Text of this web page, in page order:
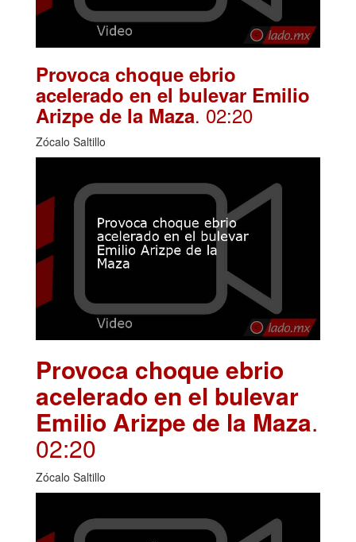
Provoca choque ebrio
acelerado en el bulevar Emilio
Arizpe de la Maza. 02:20
Zócalo Saltillo
Provoca choque ebrio
acelerado en el bulevar
Emilio Arizpe de la Maza.
02:20
Zócalo Saltillo